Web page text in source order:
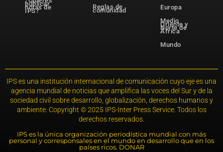
publicar
notas de
IPS?
Reglas de
comunidad
Europa
Medio
Oriente y
Norte de
África
Mundo
IPS es una institución internacional de comunicación cuyo eje es una
agencia mundial de noticias que amplifica las voces del Sur y de la
sociedad civil sobre desarrollo, globalización, derechos humanos y
ambiente. Copyright © 2025 IPS-Inter Press Service. Todos los
derechos reservados.
IPS es la única organización periodística mundial con más
personal y corresponsales en el mundo en desarrollo que en los
países ricos. DONAR